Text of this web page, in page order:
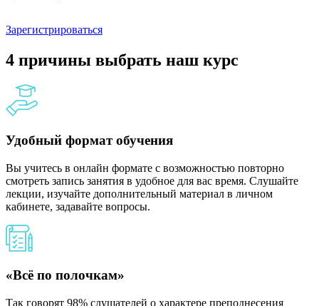
Зарегистрироваться
4 причины выбрать наш курс
Удобный формат обучения
Вы учитесь в онлайн формате с возможностью повторно
смотреть запись занятия в удобное для вас время. Слушайте
лекции, изучайте дополнительный материал в личном
кабинете, задавайте вопросы.
«Всё по полочкам»
Так говорят 98% слушателей о характере преподнесения